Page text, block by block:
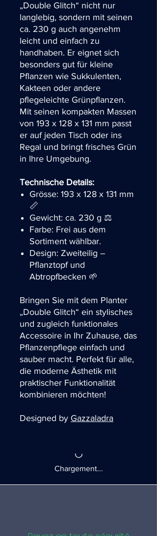
„Double Glitch“ nicht nur
langlebig, sondern mit seinen
ca. 230 g auch angenehm
leicht und einfach zu
handhaben. Er eignet sich
besonders gut für kleine
Pflanzen wie Sukkulenten,
Kakteen oder andere
pflegeleichte Grünpflanzen.
Mit seinen kompakten Massen
von 193 x 128 x 131 mm passt
er auf jeden Tisch oder ins
Regal und bringt frisches Grün
in Ihre Umgebung.
Technische Details:
Grösse: 193 x 128 x 131 mm
📏
Gewicht: ca. 230 g ⚖️
Farbe: Frei aus dem
Sortiment wählbar.
Design: Zweiteilig –
Pflanztopf und
Abtropfbecken 🌱
Bringen Sie mit dem Planter
„Double Glitch“ ein stylisches
und zugleich funktionales
Accessoire in Ihr Zuhause, das
Pflanzenpflege einfach und
sauber macht. Perfekt für alle,
die moderne Ästhetik mit
praktischer Funktionalität
kombinieren möchten!
Designed by Gazzaladra
Chargement...